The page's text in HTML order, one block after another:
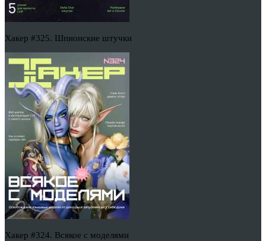
Хакер #325. Шпионские штучки
Хакер #324. Всякое с моделями